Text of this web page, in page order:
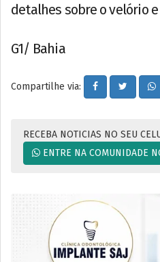
detalhes sobre o velório
G1/ Bahia
Compartilhe via:
RECEBA NOTICIAS NO SEU
ENTRE NA COMUNIDADE